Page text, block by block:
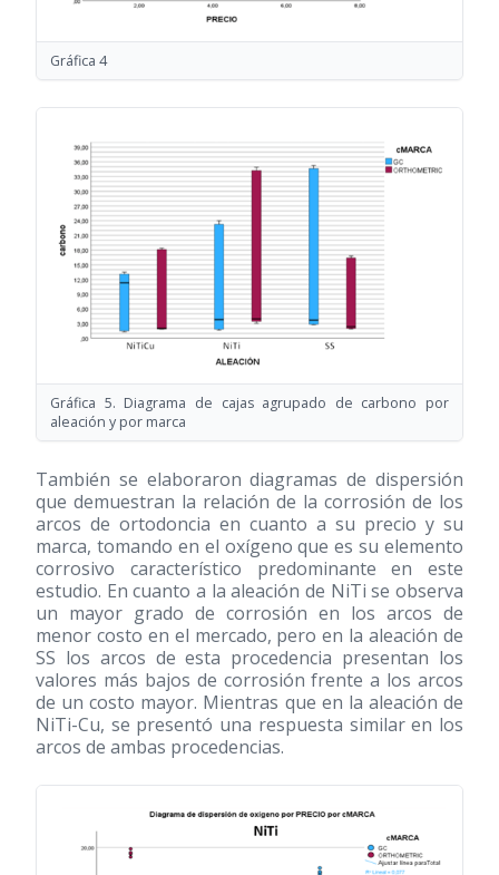
Gráfica 4
Gráfica 5. Diagrama de cajas agrupado de carbono por
aleación y por marca
También se elaboraron diagramas de dispersión
que demuestran la relación de la corrosión de los
arcos de ortodoncia en cuanto a su precio y su
marca, tomando en el oxígeno que es su elemento
corrosivo característico predominante en este
estudio. En cuanto a la aleación de NiTi se observa
un mayor grado de corrosión en los arcos de
menor costo en el mercado, pero en la aleación de
SS los arcos de esta procedencia presentan los
valores más bajos de corrosión frente a los arcos
de un costo mayor. Mientras que en la aleación de
NiTi-Cu, se presentó una respuesta similar en los
arcos de ambas procedencias.